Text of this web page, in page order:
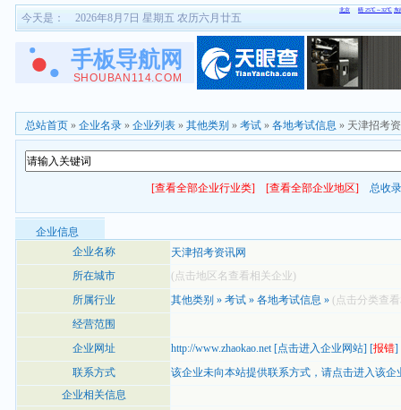
今天是： 2026年8月7日 星期五 农历六月廿五
总站首页 » 企业名录 » 企业列表 » 其他类别 » 考试 » 各地考试信息 » 天津招考
[查看全部企业行业类] [查看全部企业地区] 总收
企业信息
企业名称
天津招考资讯网
所在城市
(点击地区名查看相关企业)
所属行业
其他类别 » 考试 » 各地考试信息 » (点击分类查
经营范围
企业网址
http://www.zhaokao.net[点击进入企业网站] [报错]
联系方式
该企业未向本站提供联系方式， 请点击进入该企
企业相关信息